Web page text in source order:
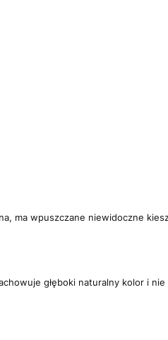
ma wpuszczane niewidoczne
głęboki naturalny kolor i